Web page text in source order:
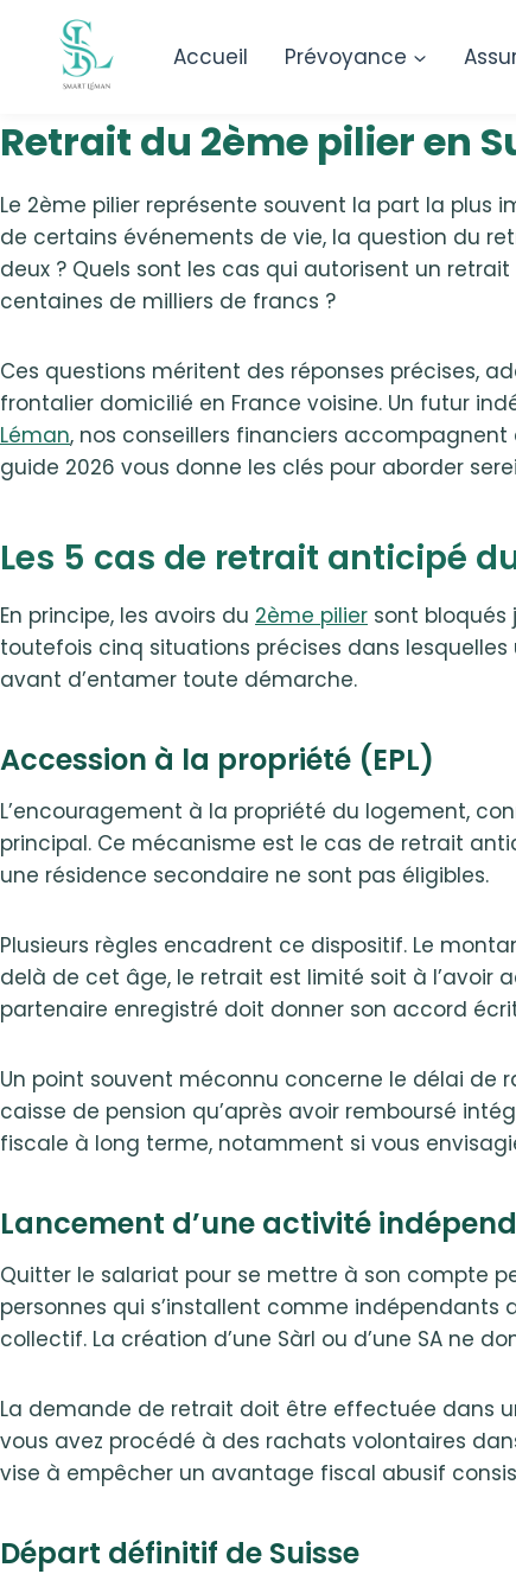
Accueil Prévoyance
Retrait du 2ème pilier en
Le 2ème pilier représente souvent la part la plus
de certains événements de vie, la question du
deux ? Quels sont les cas qui autorisent un
centaines de milliers de francs ?
Ces questions méritent des réponses précises,
frontalier domicilié en France voisine. Un futur
Léman, nos conseillers financiers
guide 2026 vous donne les clés pour aborder
Les 5 cas de retrait anticipé
En principe, les avoirs du 2ème pilier sont bloqués
toutefois cinq situations précises dans
avant d’entamer toute démarche.
Accession à la propriété (EPL)
L’encouragement à la propriété du logement,
principal. Ce mécanisme est le cas de retrait
une résidence secondaire ne sont pas éligibles.
Plusieurs règles encadrent ce dispositif. Le
delà de cet âge, le retrait est limité soit à l’avoir
partenaire enregistré doit donner son accord
Un point souvent méconnu concerne le délai de
caisse de pension qu’après avoir remboursé
fiscale à long terme, notamment si vous
Lancement d’une activité
Quitter le salariat pour se mettre à son compte
personnes qui s’installent comme indépendants
collectif. La création d’une Sàrl ou d’une SA ne
La demande de retrait doit être effectuée dans
vous avez procédé à des rachats volontaires
vise à empêcher un avantage fiscal abusif
Départ définitif de Suisse